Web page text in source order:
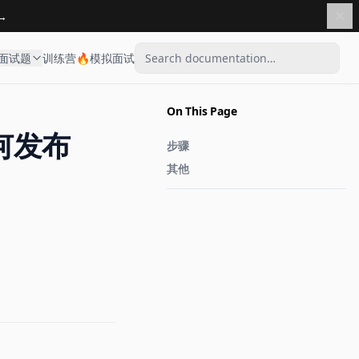
试题 训练营🔥模拟面试
On This Page
步骤
其他
发布